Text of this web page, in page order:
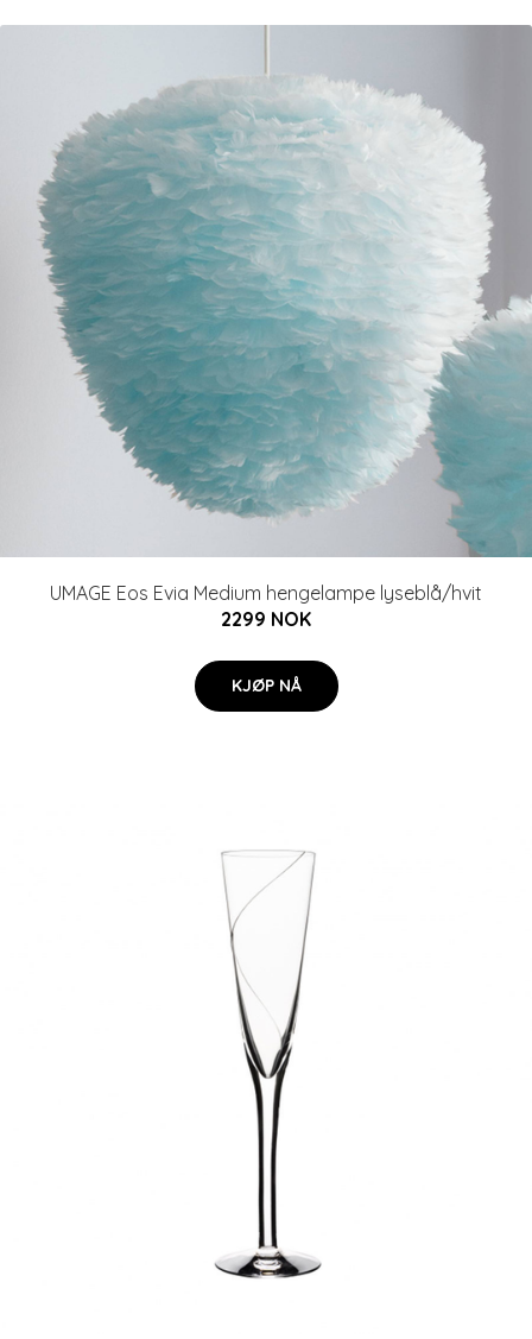
UMAGE Eos Evia Medium hengelampe lyseblå/hvit
2299 NOK
KJØP NÅ